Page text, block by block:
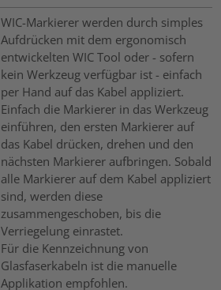
WIC-Markierer werden durch simples
Aufdrücken mit dem ergonomisch
entwickelten WIC Tool oder - sofern
kein Werkzeug verfügbar ist - einfach
per Hand auf das Kabel appliziert.
Einfach die Markierer in das Werkzeug
einführen, den ersten Markierer auf
das Kabel drücken, drehen und den
nächsten Markierer aufbringen. Sobald
alle Markierer auf dem Kabel appliziert
sind, werden diese
zusammengeschoben, bis die
Verriegelung einrastet.
Für die Kennzeichnung von
Glasfaserkabeln ist die manuelle
Applikation empfohlen.